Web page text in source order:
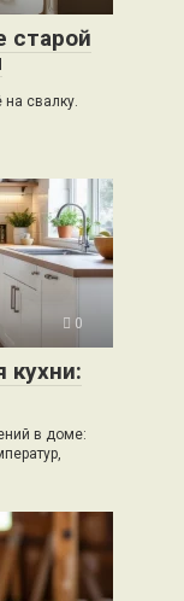
старой
на свалку.
0
кухни:
в доме: